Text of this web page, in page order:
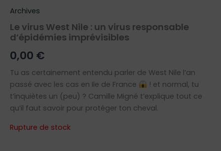
Archives
Le virus West Nile : un virus responsable
d’épidémies imprévisibles
0,00 €
Tu as certainement entendu parler de West Nile l’an
passé avec les cas en Ile de France
! et normal, tu
t’inquiètes un (peu) ? Camille Migné t’explique tout ce
qu’il faut savoir pour protéger ton cheval.
Rupture de stock